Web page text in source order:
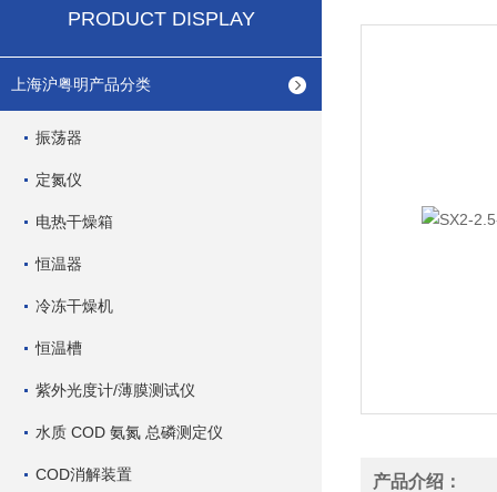
PRODUCT DISPLAY
上海沪粤明产品分类
振荡器
定氮仪
电热干燥箱
恒温器
冷冻干燥机
恒温槽
紫外光度计/薄膜测试仪
水质 COD 氨氮 总磷测定仪
COD消解装置 产品介绍：